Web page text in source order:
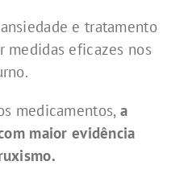
e tratamento
medidas eficazes nos
medicamentos, a
maior evidência